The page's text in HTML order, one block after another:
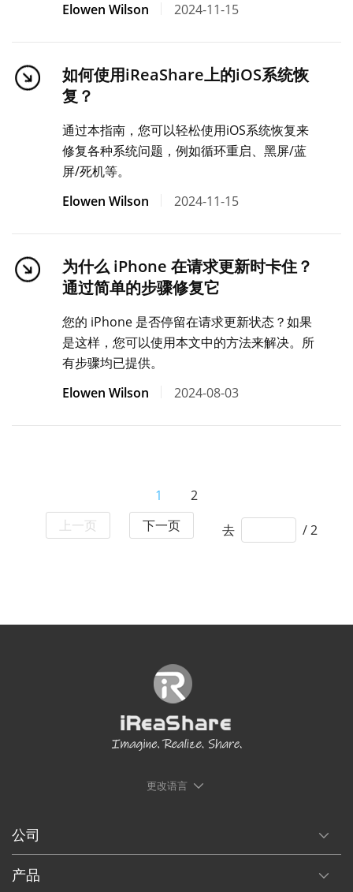
Elowen Wilson
2024-11-15
如何使用iReaShare上的iOS系统恢
复？
通过本指南，您可以轻松使用iOS系统恢复来
修复各种系统问题，例如循环重启、黑屏/蓝
屏/死机等。
Elowen Wilson
2024-11-15
为什么 iPhone 在请求更新时卡住？
通过简单的步骤修复它
您的 iPhone 是否停留在请求更新状态？如果
是这样，您可以使用本文中的方法来解决。所
有步骤均已提供。
Elowen Wilson
2024-08-03
上一页
1
2
下一页
去 / 2
更改语言
公司
产品